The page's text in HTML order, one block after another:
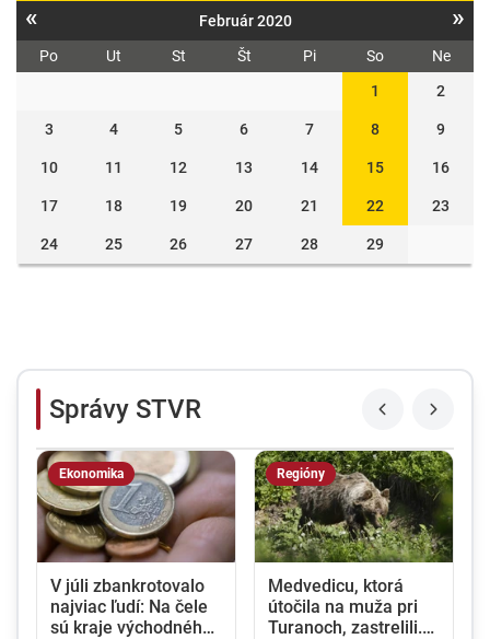
« Február 2020 »
Po Ut St Št Pi So
Ne
1
2
3 4 5 6 7 8 9
10 11 12 13 14 15 16
17 18 19 20 21 22 23
24 25 26 27 28 29
Správy STVR
Ekonomika
V júli zbankrotovalo
najviac ľudí: Na čele
sú kraje východného
Regióny
Medvedicu, ktorá
útočila na muža pri
Turanoch, zastrelili.